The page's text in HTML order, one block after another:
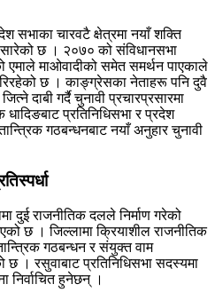
सभाका चारवटै क्षेत्रमा नयाँ शक्ति
सारेको छ । २०७० को संविधानसभा
एमाले माओवादीको समेत समर्थन पाएकाले
छ । काङ्ग्रेसका नेताहरू पनि दुवै
दाबी गर्दै चुनावी प्रचारप्रसारमा
प्रतिनिधिसभा र प्रदेश
गठबन्धनबाट नयाँ अनुहार चुनावी
दुई राजनीतिक दलले निर्माण गरेको
छ । जिल्लामा क्रियाशील राजनीतिक
गठबन्धन र संयुक्त वाम
छ । रसुवाबाट प्रतिनिधिसभा सदस्यमा
हुनेछन् ।